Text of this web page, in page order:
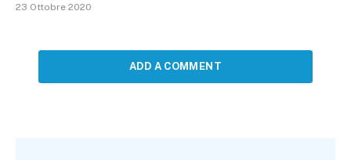
23 Ottobre 2020
ADD A COMMENT